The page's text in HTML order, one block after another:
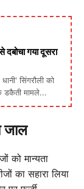
दबोचा गया दूसरा
सिंगरौली को
डकैती मामले...
जाल
को मान्यता
का सहारा लिया